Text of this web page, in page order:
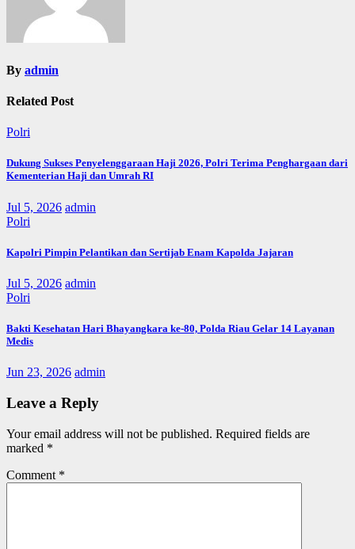
By admin
Related Post
Polri
Dukung Sukses Penyelenggaraan Haji 2026, Polri Terima Penghargaan dari
Kementerian Haji dan Umrah RI
Jul 5, 2026 admin
Polri
Kapolri Pimpin Pelantikan dan Sertijab Enam Kapolda Jajaran
Jul 5, 2026 admin
Polri
Bakti Kesehatan Hari Bhayangkara ke-80, Polda Riau Gelar 14 Layanan
Medis
Jun 23, 2026 admin
Leave a Reply
Your email address will not be published. Required fields are
marked *
Comment *